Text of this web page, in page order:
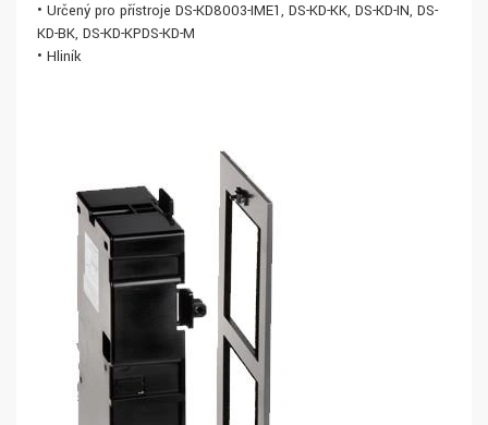
• Určený pro přístroje DS-KD8003-IME1, DS-KD-KK, DS-KD-IN, DS-
KD-BK, DS-KD-KPDS-KD-M
• Hliník